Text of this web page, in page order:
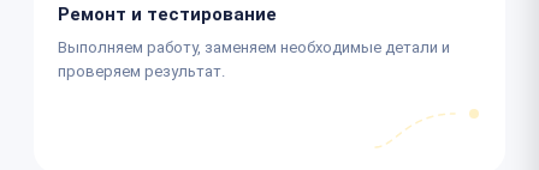
Ремонт и тестирование
Выполняем работу, заменяем необходимые детали и
проверяем результат.